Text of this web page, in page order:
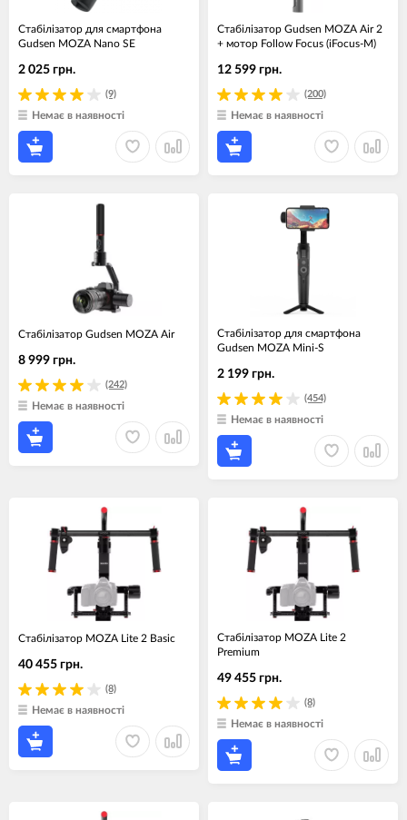
Стабілізатор для смартфона
Gudsen MOZA Nano SE
(9)
2 025 грн.
Немає в наявності
Стабілізатор Gudsen MOZA Air 2
+ мотор Follow Focus (iFocus-M)
(200)
12 599 грн.
Немає в наявності
Стабілізатор Gudsen MOZA Air
(242)
8 999 грн.
Немає в наявності
Стабілізатор для смартфона
Gudsen MOZA Mini-S
(454)
2 199 грн.
Немає в наявності
Стабілізатор MOZA Lite 2 Basic
(8)
40 455 грн.
Немає в наявності
Стабілізатор MOZA Lite 2
Premium
(8)
49 455 грн.
Немає в наявності